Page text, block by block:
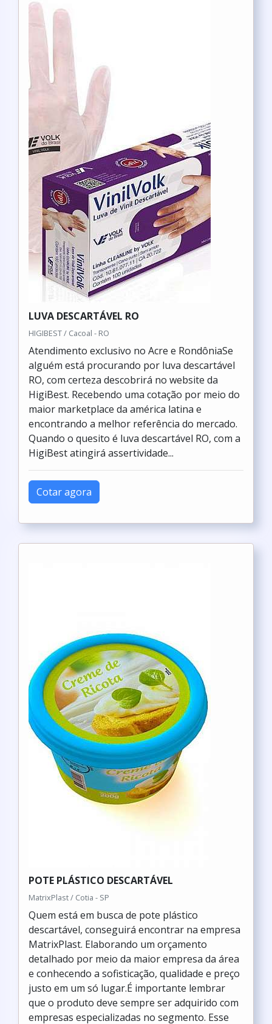
LUVA DESCARTÁVEL RO
HIGIBEST / Cacoal - RO
Atendimento exclusivo no Acre e RondôniaSe
alguém está procurando por luva descartável
RO, com certeza descobrirá no website da
HigiBest. Recebendo uma cotação por meio do
maior marketplace da américa latina e
encontrando a melhor referência do mercado.
Quando o quesito é luva descartável RO, com a
HigiBest atingirá assertividade...
Cotar agora
POTE PLÁSTICO DESCARTÁVEL
MatrixPlast / Cotia - SP
Quem está em busca de pote plástico
descartável, conseguirá encontrar na empresa
MatrixPlast. Elaborando um orçamento
detalhado por meio da maior empresa da área
e conhecendo a sofisticação, qualidade e preço
justo em um só lugar.É importante lembrar
que o produto deve sempre ser adquirido com
empresas especializadas no segmento. Esse